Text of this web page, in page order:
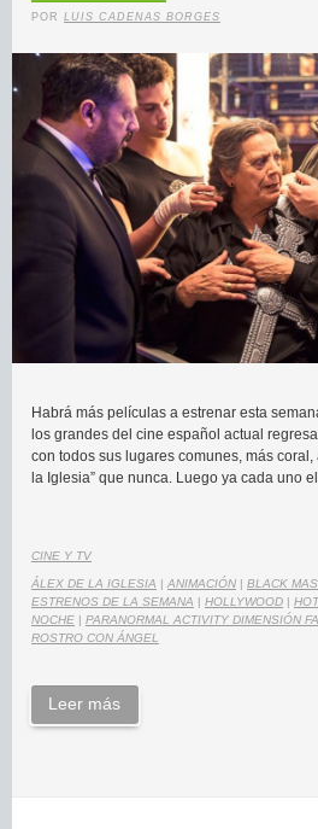
POR LUIS CADENAS BORGES
Habrá más películas a estrenar esta
los grandes del cine español actual
con todos sus lugares comunes, más coral,
la Iglesia” que nunca. Luego ya cada uno
CINE Y TV
ÁLEX DE LA IGLESIA | ANIMACIÓN | BLACK
ESTRENOS DE LA SEMANA | HOLLYWOOD |
NOCHE | PARANORMAL ACTIVITY DIMENSIÓN
ROSTRO CON ÁNGEL
Leer más